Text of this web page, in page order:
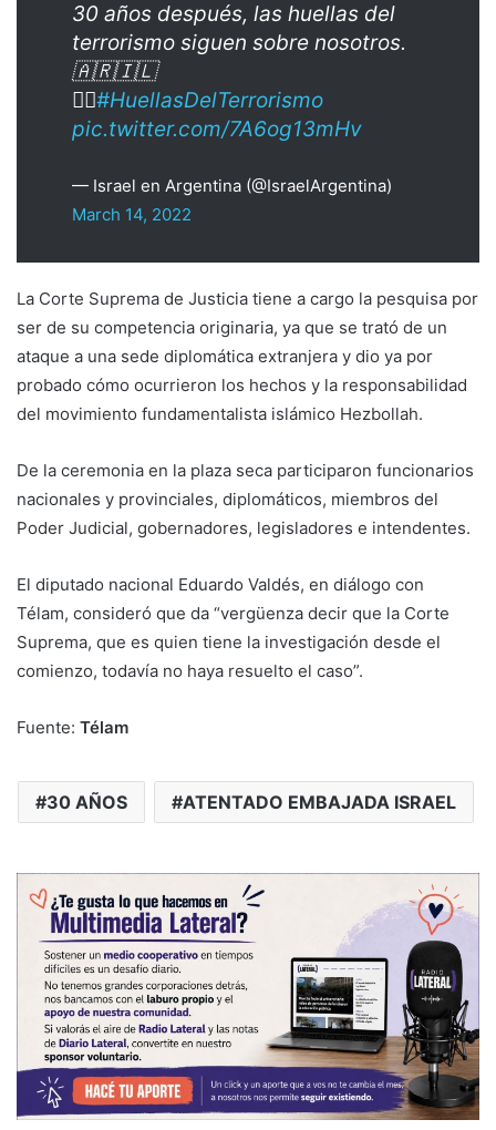
30 años después, las huellas del
terrorismo siguen sobre nosotros.
🇦🇷🇮🇱
👉🏻#HuellasDelTerrorismo
pic.twitter.com/7A6og13mHv
— Israel en Argentina (@IsraelArgentina)
March 14, 2022
La Corte Suprema de Justicia tiene a cargo la pesquisa por
ser de su competencia originaria, ya que se trató de un
ataque a una sede diplomática extranjera y dio ya por
probado cómo ocurrieron los hechos y la responsabilidad
del movimiento fundamentalista islámico Hezbollah.
De la ceremonia en la plaza seca participaron funcionarios
nacionales y provinciales, diplomáticos, miembros del
Poder Judicial, gobernadores, legisladores e intendentes.
El diputado nacional Eduardo Valdés, en diálogo con
Télam, consideró que da “vergüenza decir que la Corte
Suprema, que es quien tiene la investigación desde el
comienzo, todavía no haya resuelto el caso”.
Fuente: Télam
30 AÑOS ATENTADO EMBAJADA ISRAEL